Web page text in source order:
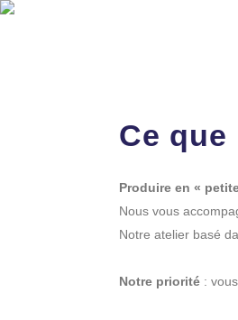
Ce
Produire en «
Nous vous
Notre atelier basé
Notre priorité :